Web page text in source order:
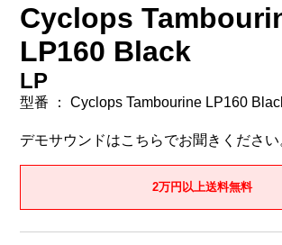
Cyclops
LP160 Black
LP
型番 ： Cyclops Tambourine LP160
デモサウンドはこちらでお聞きください
2万円以上送料無料